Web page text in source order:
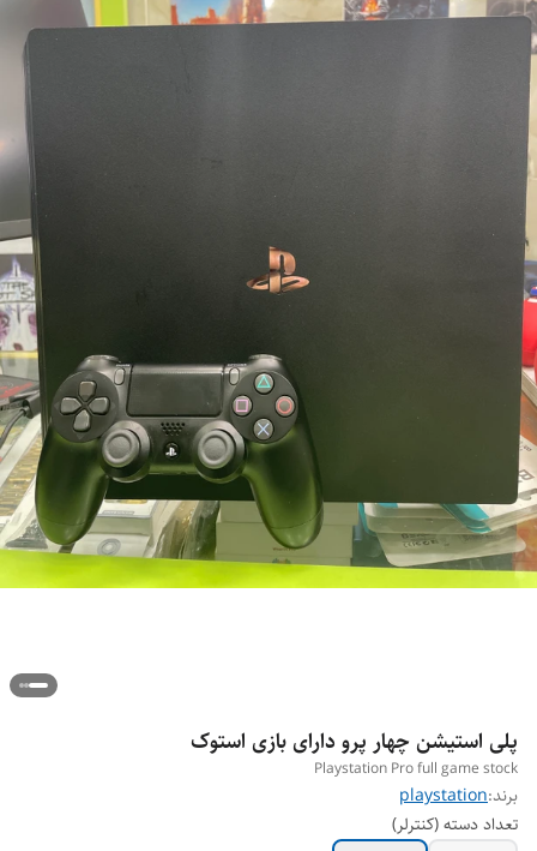
پلی استیشن چهار پرو دارای بازی استوک
Playstation Pro full game stock
برند:playstation
تعداد دسته (کنترلر)